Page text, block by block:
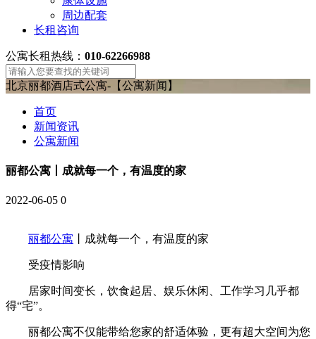
周边配套
长租咨询
公寓长租热线： 010-62266988
北京丽都酒店式公寓-【公寓新闻】
首页
新闻资讯
公寓新闻
丽都公寓丨成就每一个，有温度的家
2022-06-05 0
丽都公寓 丨成就每一个，有温度的家
受疫情影响
居家时间变长，饮食起居、娱乐休闲、工作学习几乎都
得“宅”。
丽都公寓不仅能带给您家的舒适体验，更有超大空间为您